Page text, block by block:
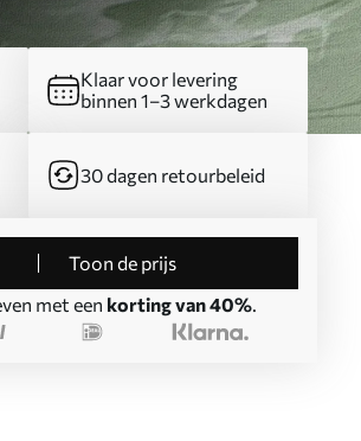
Klaar voor levering
binnen 1–3 werkdagen
30 dagen retourbeleid
Toon de prijs
met een korting van 40%.